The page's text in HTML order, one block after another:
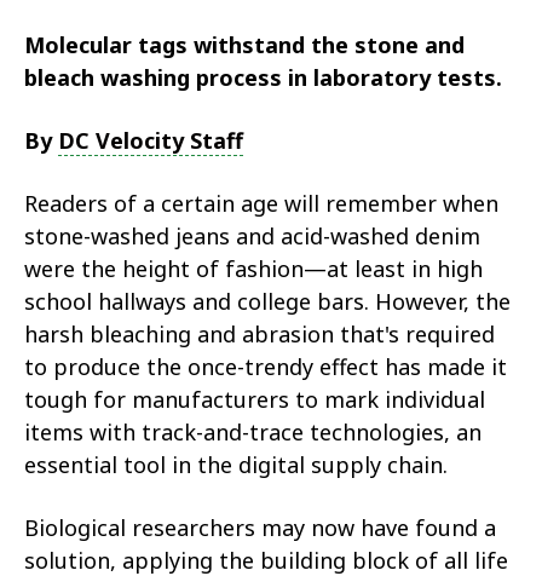
Πως θα μας βρείτε
Πως θα μας βρείτε
Πως θα μας βρείτε
Πως θα μας βρείτε
Πως θα μας βρείτε
Πως θα μας βρείτε
Molecular tags withstand the stone and
bleach washing process in laboratory tests.
By DC Velocity Staff
Readers of a certain age will remember when
stone-washed jeans and acid-washed denim
were the height of fashion—at least in high
school hallways and college bars. However, the
harsh bleaching and abrasion that's required
to produce the once-trendy effect has made it
tough for manufacturers to mark individual
items with track-and-trace technologies, an
essential tool in the digital supply chain.
Biological researchers may now have found a
solution, applying the building block of all life